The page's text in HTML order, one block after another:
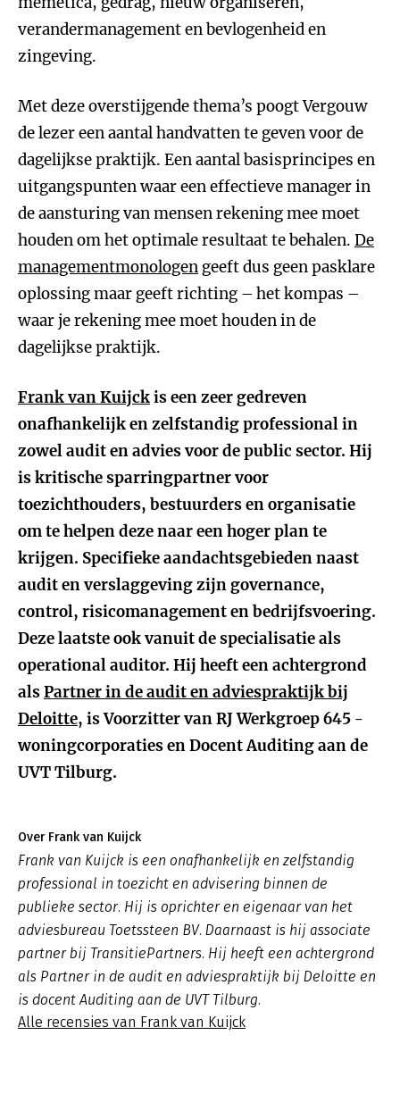
verandermanagement en bevlogenheid en
zingeving.
Met deze overstijgende thema’s poogt Vergouw
de lezer een aantal handvatten te geven voor de
dagelijkse praktijk. Een aantal basisprincipes en
uitgangspunten waar een effectieve manager in
de aansturing van mensen rekening mee moet
houden om het optimale resultaat te behalen. De
managementmonologen geeft dus geen pasklare
oplossing maar geeft richting – het kompas –
waar je rekening mee moet houden in de
dagelijkse praktijk.
Frank van Kuijckis een zeer gedreven
onafhankelijk en zelfstandig professional in
zowel audit en advies voor de public sector. Hij
is kritische sparringpartner voor
toezichthouders, bestuurders en organisatie
om te helpen deze naar een hoger plan te
krijgen. Specifieke aandachtsgebieden naast
audit en verslaggeving zijn governance,
control, risicomanagement en bedrijfsvoering.
Deze laatste ook vanuit de specialisatie als
operational auditor. Hij heeft een achtergrond
alsPartner in de audit en adviespraktijk bij
Deloitte, is Voorzitter van RJ Werkgroep 645 -
woningcorporaties en Docent Auditing aan de
UVT Tilburg.
Over Frank van Kuijck
Frank van Kuijck is een onafhankelijk en zelfstandig
professional in toezicht en advisering binnen de
publieke sector. Hij is oprichter en eigenaar van het
adviesbureau Toetssteen BV. Daarnaast is hij associate
partner bij TransitiePartners. Hij heeft een achtergrond
als Partner in de audit en adviespraktijk bij Deloitte en
is docent Auditing aan de UVT Tilburg.
Alle recensies van Frank van Kuijck